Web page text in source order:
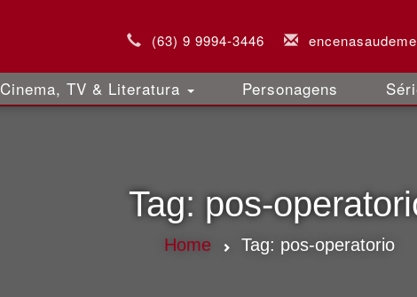
(63) 9 9994-3446
Cinema, TV & Literatura Personagens
Tag: pos-
Home Tag: pos-operatorio